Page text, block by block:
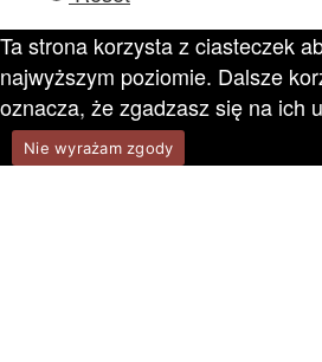
Ta strona korzysta z ciasteczek
najwyższym poziomie. Dalsze
oznacza, że zgadzasz się na ich
Nie wyrażam zgody